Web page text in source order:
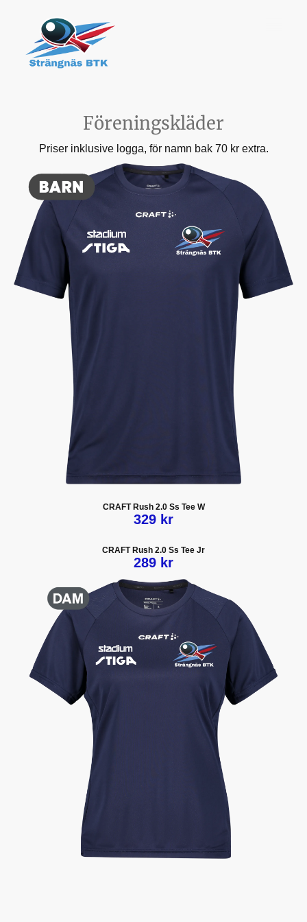
Föreningskläder
Priser inklusive logga, för namn bak 70 kr extra.
CRAFT Rush 2.0 Ss Tee W
329 kr
CRAFTRush 2.0 Ss Tee Jr
289 kr